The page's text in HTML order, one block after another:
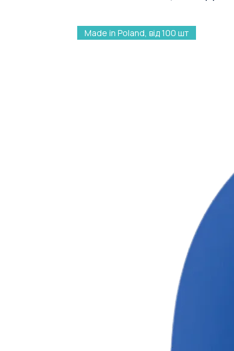
Made in Poland, від 100 шт